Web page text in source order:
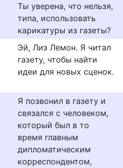
Ты уверена, что нельзя,
типа, использовать
карикатуры из газеты?
Эй, Лиз Лемон. Я читал
газету, чтобы найти
идеи для новых сценок.
Я позвонил в газету и
связался с человеком,
который был в то
время главным
дипломатическим
корреспондентом,